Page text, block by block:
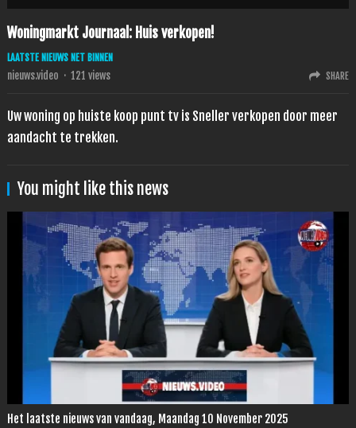
Woningmarkt Journaal: Huis verkopen!
LAATSTE NIEUWS NET BINNEN
nieuws.video · 121 views SHARE
Uw woning op huiste koop punt tv is Sneller verkopen door meer
aandacht te trekken.
You might like this news
Het laatste nieuws van vandaag, Maandag 10 November 2025